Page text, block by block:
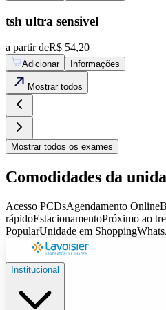
tsh ultra sensivel
a partir deR$ 54,20
Adicionar Informações
Mostrar todos
Mostrar todos os exames
Comodidades da
Acesso PCDsAgendamento Online
rápidoEstacionamentoPróximo ao
PopularUnidade em Shopping
Institucional